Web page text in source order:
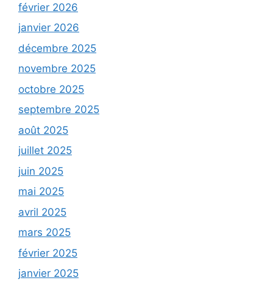
février 2026
janvier 2026
décembre 2025
novembre 2025
octobre 2025
septembre 2025
août 2025
juillet 2025
juin 2025
mai 2025
avril 2025
mars 2025
février 2025
janvier 2025